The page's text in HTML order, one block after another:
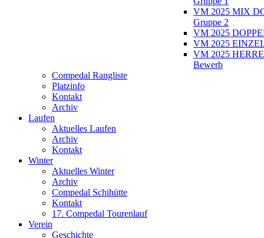
VM 2025 MIX
Gruppe 2
VM 2025
VM 2025
VM 2025
Bewerb
Compedal Rangliste
Platzinfo
Kontakt
Archiv
Laufen
Aktuelles Laufen
Archiv
Kontakt
Winter
Aktuelles Winter
Archiv
Compedal Schihütte
Kontakt
17. Compedal Tourenlauf
Verein
Geschichte